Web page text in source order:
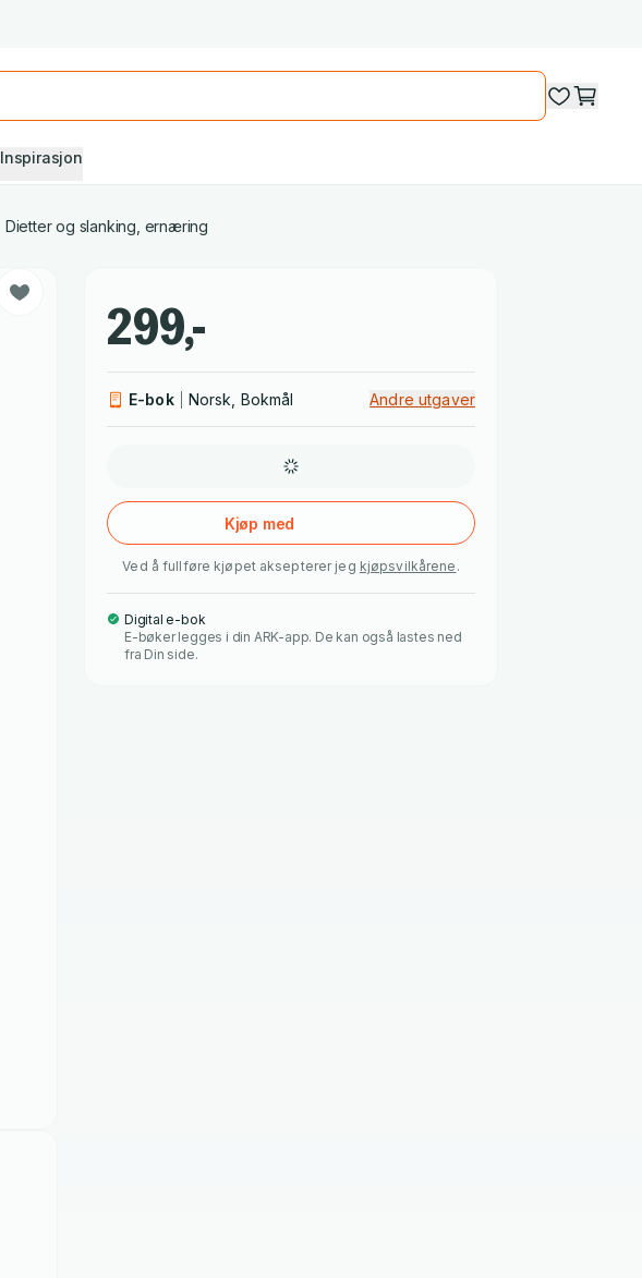
Inspirasjon
Dietter og slanking, ernæring
299,-
E-bok Norsk, Bokmål Andre utgaver
Kjøp med
Ved å fullføre kjøpet aksepterer jeg kjøpsvilkårene .
Digital e-bok
E-bøker legges i din ARK-app. De kan også lastes ned
fra Din side.